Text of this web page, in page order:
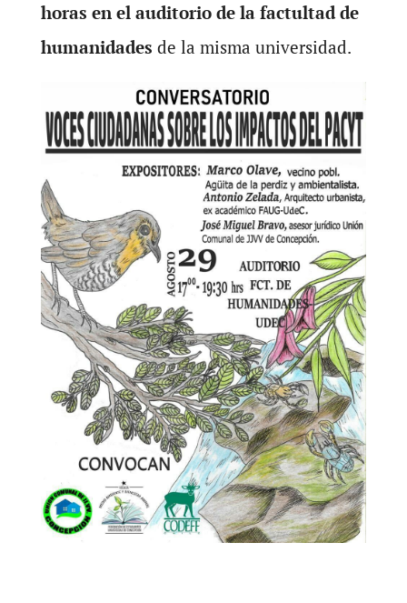
horas en el auditorio de la factultad de
humanidades de la misma universidad.